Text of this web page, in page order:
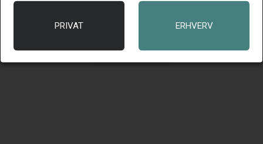
Siden, som du søger, er muligvis blevet flyttet eller slettet.
Gå til forsiden
PRIVAT ERHVERV